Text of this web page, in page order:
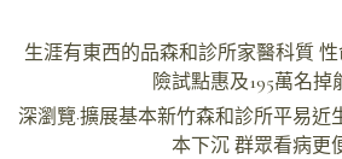
文
導
生涯有東西的品森和診所家醫科質
險試點惠及195萬名掉
深瀏覽·擴展基本新竹森和診所平易近
本下沉 群眾看病更